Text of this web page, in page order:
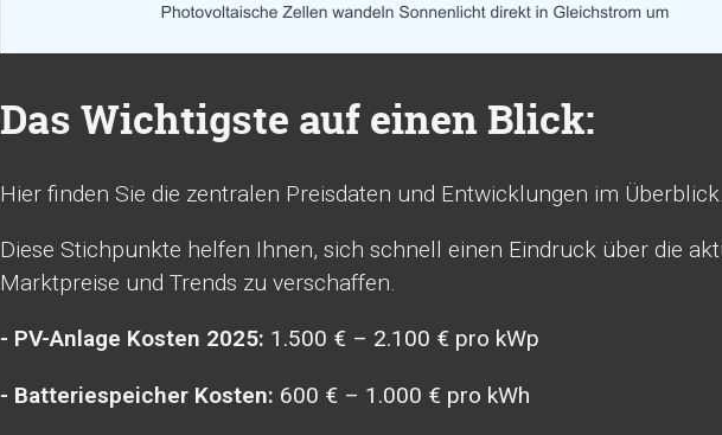
Das Wichtigste auf einen Blick:
Hier finden Sie die zentralen Preisdaten und Entwicklungen im Überblick.
Diese Stichpunkte helfen Ihnen, sich schnell einen Eindruck über die
Marktpreise und Trends zu verschaffen.
- PV-Anlage Kosten 2025: 1.500 € – 2.100 € pro kWp
- Batteriespeicher Kosten: 600 € – 1.000 € pro kWh